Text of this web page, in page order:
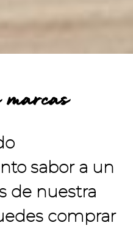
sabor a un
de nuestra
comprar